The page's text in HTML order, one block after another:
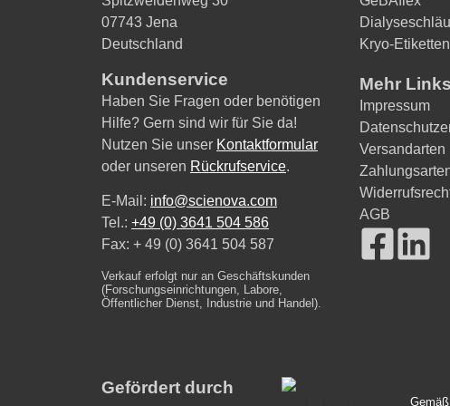
07743 Jena
Deutschland
Kundenservice
Haben Sie Fragen oder benötigen
Hilfe? Gern sind wir für Sie da!
Nutzen Sie unser Kontaktformular
oder unseren Rückrufservice.
E-Mail: info@scienova.com
Tel.: +49 (0) 3641 504 586
Fax: + 49 (0) 3641 504 587
Verkauf erfolgt nur an Geschäftskunden
(Forschungseinrichtungen, Labore,
Öffentlicher Dienst, Industrie und Handel).
Kryo-Etiketten
Mehr Links
Impressum
Versandarten
AGB
Gefördert durch